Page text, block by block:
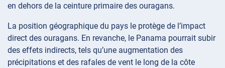
en dehors de la ceinture primaire des ouragans.
La position géographique du pays le protège de l’impact
direct des ouragans. En revanche, le Panama pourrait subir
des effets indirects, tels qu’une augmentation des
précipitations et des rafales de vent le long de la côte